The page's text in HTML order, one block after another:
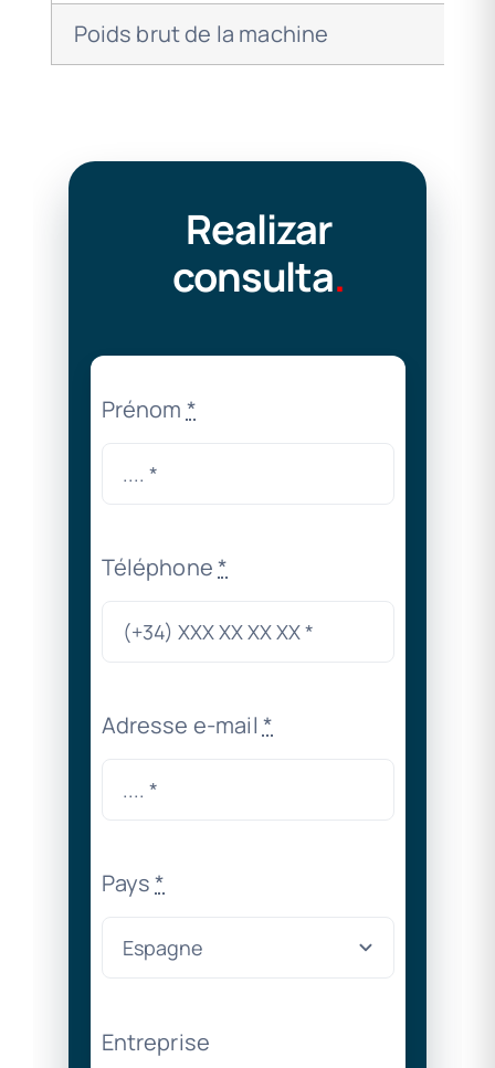
Poids brut de la machine
Realizar
consulta.
Prénom *
Téléphone*
Adresse e-mail *
Pays*
Entreprise